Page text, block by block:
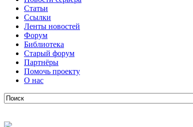
Статьи
Ссылки
Ленты новостей
Форум
Библиотека
Старый форум
Партнёры
Помочь проекту
О нас